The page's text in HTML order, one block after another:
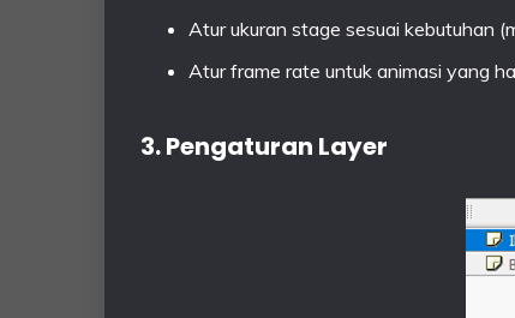
Atur ukuran stage sesuai kebutuhan
Atur frame rate untuk animasi yang
3. Pengaturan Layer